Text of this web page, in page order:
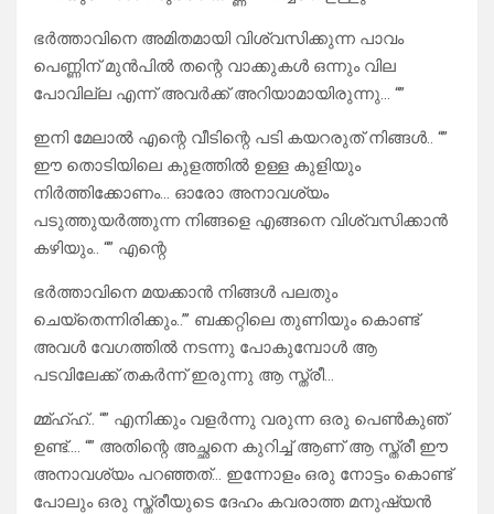
ഭർത്താവിനെ അമിതമായി വിശ്വസിക്കുന്ന പാവം
പെണ്ണിന് മുൻപിൽ തന്റെ വാക്കുകൾ ഒന്നും വില
പോവില്ല എന്ന് അവർക്ക് അറിയാമായിരുന്നു… “”
ഇനി മേലാൽ എന്റെ വീടിന്റെ പടി കയറരുത് നിങ്ങൾ.. “”
ഈ തൊടിയിലെ കുളത്തിൽ ഉള്ള കുളിയും
നിർത്തിക്കോണം… ഓരോ അനാവശ്യം
പടുത്തുയർത്തുന്ന നിങ്ങളെ എങ്ങനെ വിശ്വസിക്കാൻ
കഴിയും.. “” എന്റെ
ഭർത്താവിനെ മയക്കാൻ നിങ്ങൾ പലതും
ചെയ്‌തെന്നിരിക്കും..”’ ബക്കറ്റിലെ തുണിയും കൊണ്ട്
അവൾ വേഗത്തിൽ നടന്നു പോകുമ്പോൾ ആ
പടവിലേക്ക് തകർന്ന് ഇരുന്നു ആ സ്ത്രീ…
മ്മ്ഹ്ഹ്.. “” എനിക്കും വളർന്നു വരുന്ന ഒരു പെൺകുഞ്
ഉണ്ട്…. “” അതിന്റെ അച്ഛനെ കുറിച്ച് ആണ് ആ സ്ത്രീ ഈ
അനാവശ്യം പറഞ്ഞത്… ഇന്നോളം ഒരു നോട്ടം കൊണ്ട്
പോലും ഒരു സ്ത്രീയുടെ ദേഹം കവരാത്ത മനുഷ്യൻ